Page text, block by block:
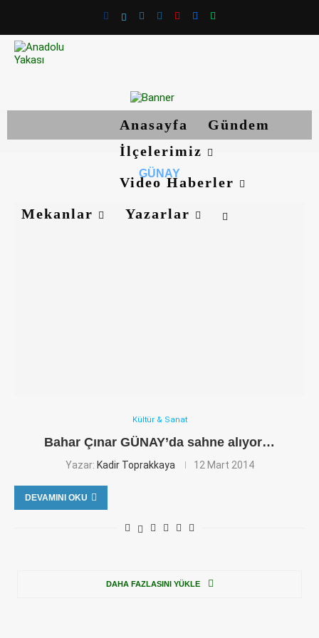
Anasayfa
Gündem
İlçelerimiz
Video Haberler
Mekanlar
Yazarlar
GÜNAY
Kültür & Sanat
Bahar Çınar GÜNAY’da sahne alıyor…
Yazar: Kadir Toprakkaya 12 Mart 2014
DEVAMINI OKU
DAHA FAZLASINI YÜKLE